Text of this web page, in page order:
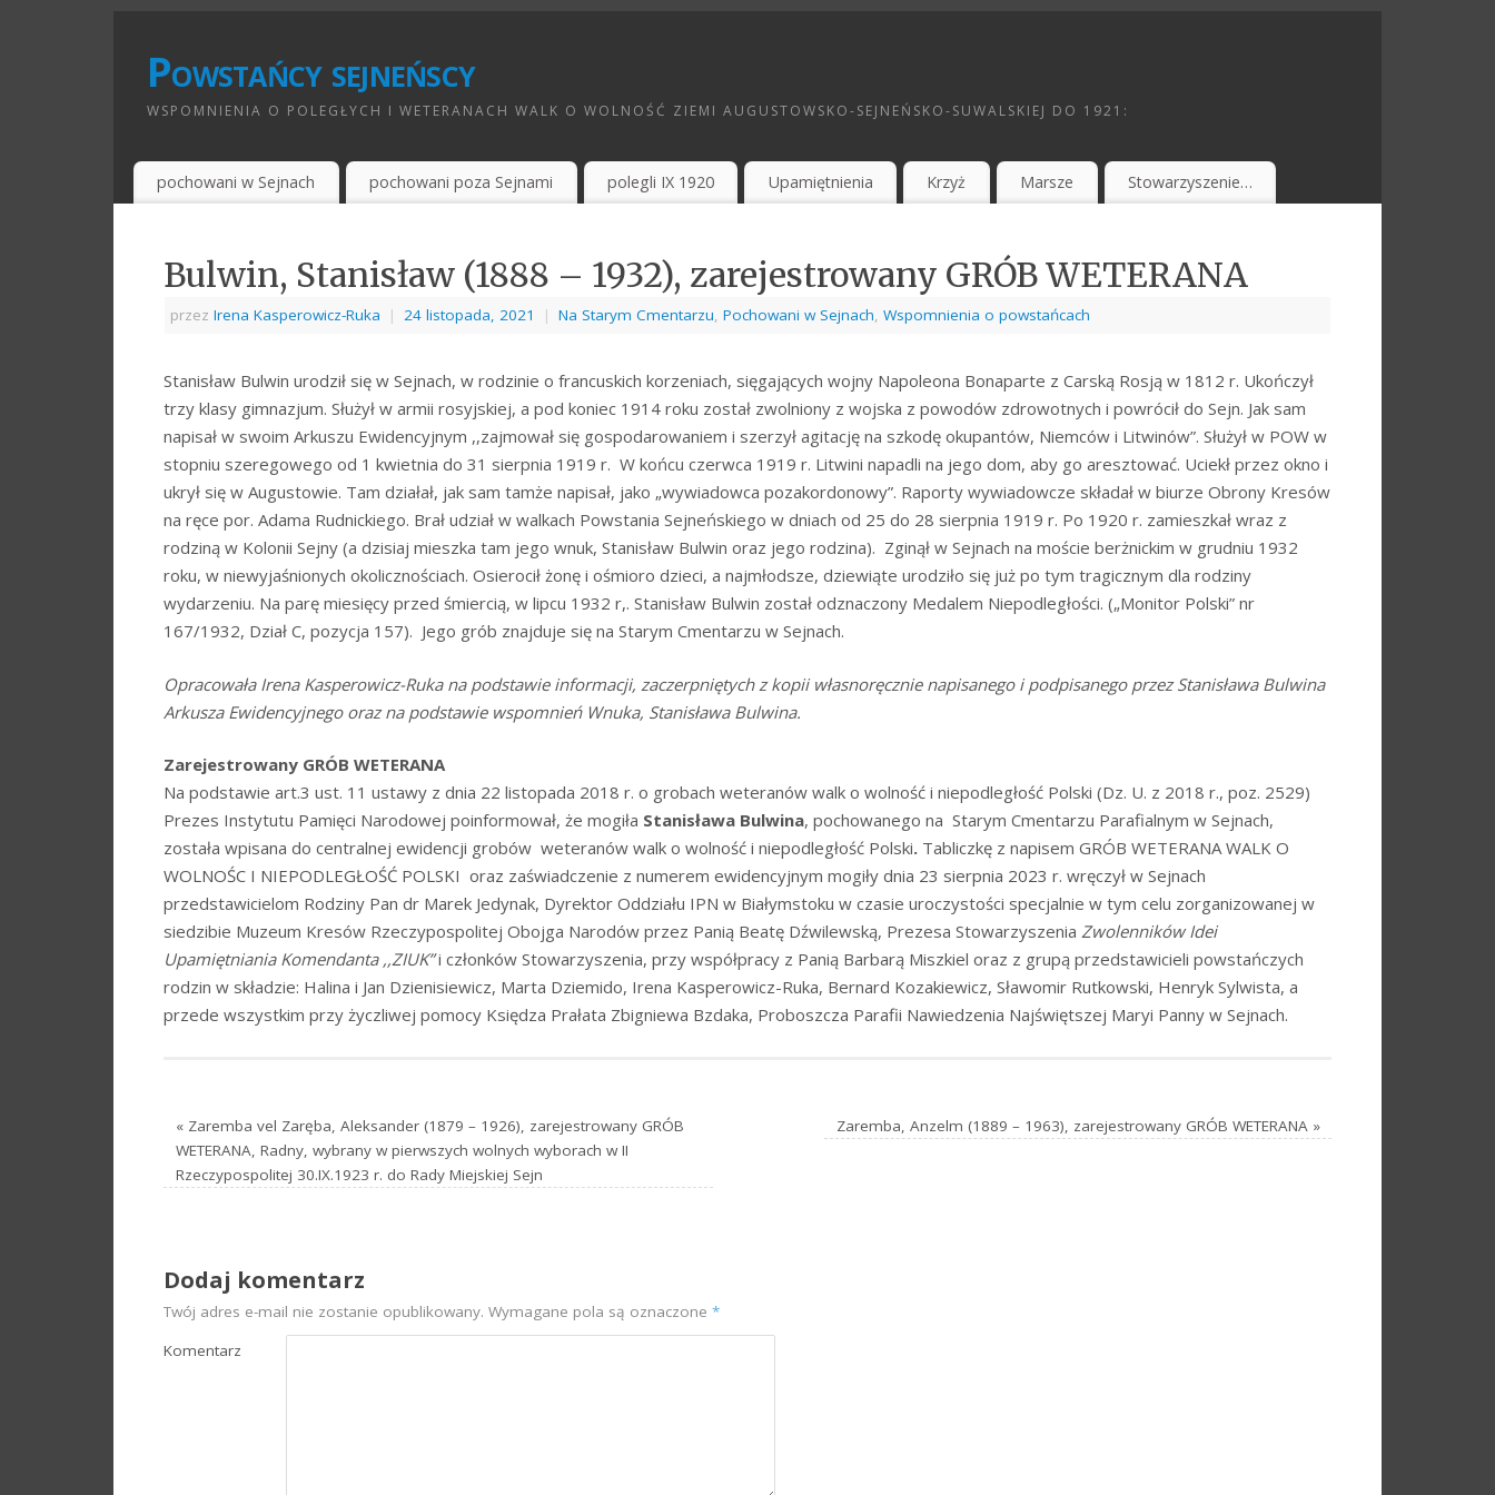
Powstańcy sejneńscy
WSPOMNIENIA O POLEGŁYCH I WETERANACH WALK O WOLNOŚĆ ZIEMI AUGUSTOWSKO-SEJNEŃSKO-SUWALSKIEJ DO 1921:
pochowani w Sejnach pochowani poza Sejnami polegli IX 1920 Upamiętnienia Krzyż Marsze Stowarzyszenie…
Bulwin, Stanisław (1888 – 1932), zarejestrowany GRÓB WETERANA
przez Irena Kasperowicz-Ruka | 24 listopada, 2021 | Na Starym Cmentarzu, Pochowani w Sejnach, Wspomnienia o powstańcach
Stanisław Bulwin urodził się w Sejnach, w rodzinie o francuskich korzeniach, sięgających wojny Napoleona Bonaparte z Carską Rosją w 1812 r. Ukończył
trzy klasy gimnazjum. Służył w armii rosyjskiej, a pod koniec 1914 roku został zwolniony z wojska z powodów zdrowotnych i powrócił do Sejn. Jak sam
napisał w swoim Arkuszu Ewidencyjnym ,,zajmował się gospodarowaniem i szerzył agitację na szkodę okupantów, Niemców i Litwinów”. Służył w POW w
stopniu szeregowego od 1 kwietnia do 31 sierpnia 1919 r. W końcu czerwca 1919 r. Litwini napadli na jego dom, aby go aresztować. Uciekł przez okno i
ukrył się w Augustowie. Tam działał, jak sam tamże napisał, jako „wywiadowca pozakordonowy”. Raporty wywiadowcze składał w biurze Obrony Kresów
na ręce por. Adama Rudnickiego. Brał udział w walkach Powstania Sejneńskiego w dniach od 25 do 28 sierpnia 1919 r. Po 1920 r. zamieszkał wraz z
rodziną w Kolonii Sejny (a dzisiaj mieszka tam jego wnuk, Stanisław Bulwin oraz jego rodzina). Zginął w Sejnach na moście berżnickim w grudniu 1932
roku, w niewyjaśnionych okolicznościach. Osierocił żonę i ośmioro dzieci, a najmłodsze, dziewiąte urodziło się już po tym tragicznym dla rodziny
wydarzeniu. Na parę miesięcy przed śmiercią, w lipcu 1932 r,. Stanisław Bulwin został odznaczony Medalem Niepodległości. („Monitor Polski” nr
167/1932, Dział C, pozycja 157). Jego grób znajduje się na Starym Cmentarzu w Sejnach.
Opracowała Irena Kasperowicz-Ruka na podstawie informacji, zaczerpniętych z kopii własnoręcznie napisanego i podpisanego przez Stanisława Bulwina
Arkusza Ewidencyjnego oraz na podstawie wspomnień Wnuka, Stanisława Bulwina.
Zarejestrowany GRÓB WETERANA
Na podstawie art.3 ust. 11 ustawy z dnia 22 listopada 2018 r. o grobach weteranów walk o wolność i niepodległość Polski (Dz. U. z 2018 r., poz. 2529)
Prezes Instytutu Pamięci Narodowej poinformował, że mogiła Stanisława Bulwina, pochowanego na Starym Cmentarzu Parafialnym w Sejnach,
została wpisana do centralnej ewidencji grobów weteranów walk o wolność i niepodległość Polski. Tabliczkę z napisem GRÓB WETERANA WALK O
WOLNOŚC I NIEPODLEGŁOŚĆ POLSKI oraz zaświadczenie z numerem ewidencyjnym mogiły dnia 23 sierpnia 2023 r. wręczył w Sejnach
przedstawicielom Rodziny Pan dr Marek Jedynak, Dyrektor Oddziału IPN w Białymstoku w czasie uroczystości specjalnie w tym celu zorganizowanej w
siedzibie Muzeum Kresów Rzeczypospolitej Obojga Narodów przez Panią Beatę Dźwilewską, Prezesa Stowarzyszenia Zwolenników Idei
Upamiętniania Komendanta ,,ZIUK”i członków Stowarzyszenia, przy współpracy z Panią Barbarą Miszkiel oraz z grupą przedstawicieli powstańczych
rodzin w składzie: Halina i Jan Dzienisiewicz, Marta Dziemido, Irena Kasperowicz-Ruka, Bernard Kozakiewicz, Sławomir Rutkowski, Henryk Sylwista, a
przede wszystkim przy życzliwej pomocy Księdza Prałata Zbigniewa Bzdaka, Proboszcza Parafii Nawiedzenia Najświętszej Maryi Panny w Sejnach.
«Zaremba vel Zaręba, Aleksander (1879 – 1926), zarejestrowany GRÓB
WETERANA, Radny, wybrany w pierwszych wolnych wyborach w II
Rzeczypospolitej 30.IX.1923 r. do Rady Miejskiej Sejn
Zaremba, Anzelm (1889 – 1963), zarejestrowany GRÓB WETERANA »
Dodaj komentarz
Twój adres e-mail nie zostanie opublikowany. Wymagane pola są oznaczone *
Komentarz